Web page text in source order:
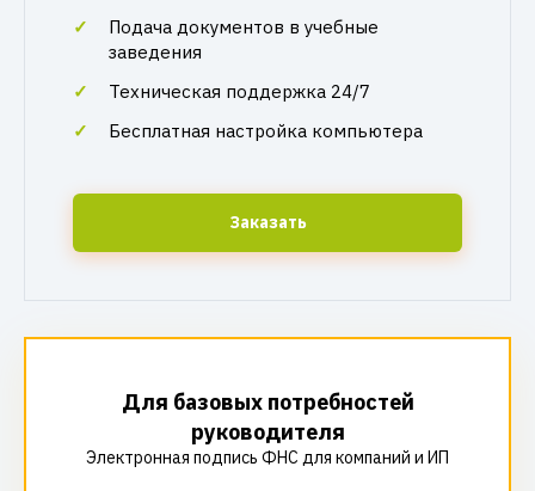
Подача документов в учебные
заведения
Техническая поддержка 24/7
Бесплатная настройка компьютера
Заказать
Для базовых потребностей
руководителя
Электронная подпись ФНС для компаний и ИП